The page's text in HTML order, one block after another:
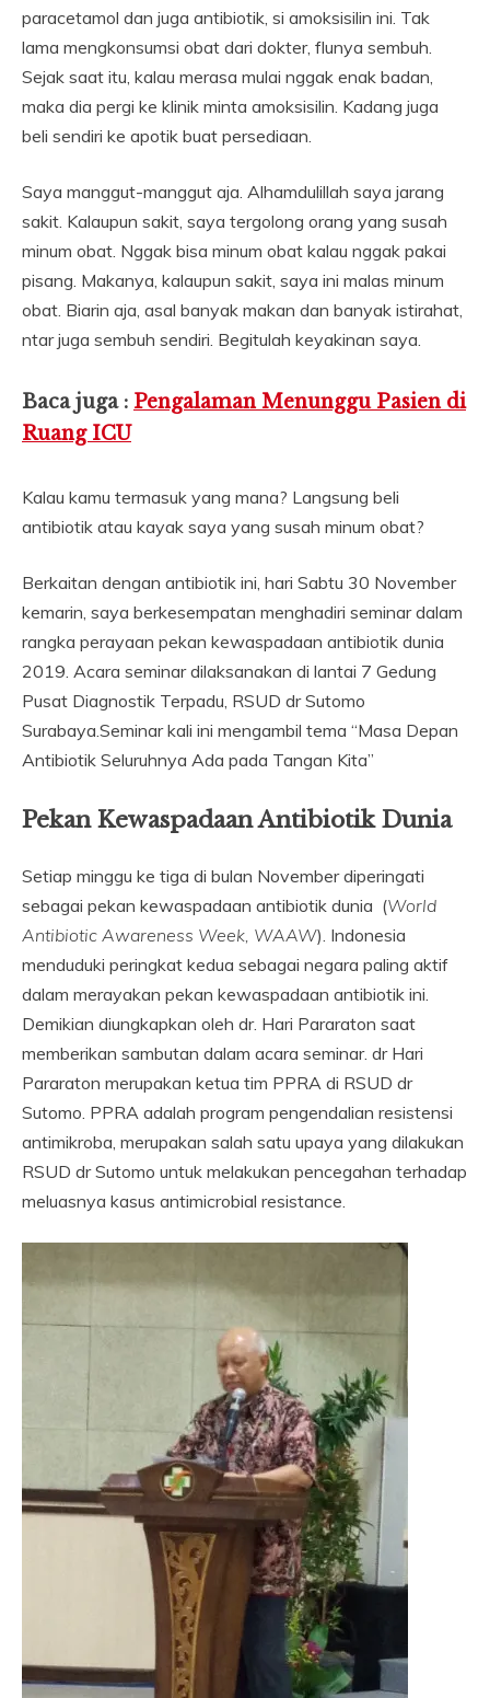
paracetamol dan juga antibiotik, si amoksisilin ini. Tak
lama mengkonsumsi obat dari dokter, flunya sembuh.
Sejak saat itu, kalau merasa mulai nggak enak badan,
maka dia pergi ke klinik minta amoksisilin. Kadang juga
beli sendiri ke apotik buat persediaan.
Saya manggut-manggut aja. Alhamdulillah saya jarang
sakit. Kalaupun sakit, saya tergolong orang yang susah
minum obat. Nggak bisa minum obat kalau nggak pakai
pisang. Makanya, kalaupun sakit, saya ini malas minum
obat. Biarin aja, asal banyak makan dan banyak istirahat,
ntar juga sembuh sendiri. Begitulah keyakinan saya.
Baca juga : Pengalaman Menunggu Pasien di
Ruang ICU
Kalau kamu termasuk yang mana? Langsung beli
antibiotik atau kayak saya yang susah minum obat?
Berkaitan dengan antibiotik ini, hari Sabtu 30 November
kemarin, saya berkesempatan menghadiri seminar dalam
rangka perayaan pekan kewaspadaan antibiotik dunia
2019. Acara seminar dilaksanakan di lantai 7 Gedung
Pusat Diagnostik Terpadu, RSUD dr Sutomo
Surabaya.Seminar kali ini mengambil tema “Masa Depan
Antibiotik Seluruhnya Ada pada Tangan Kita”
Pekan Kewaspadaan Antibiotik Dunia
Setiap minggu ke tiga di bulan November diperingati
sebagai pekan kewaspadaan antibiotik dunia (World
Antibiotic Awareness Week, WAAW). Indonesia
menduduki peringkat kedua sebagai negara paling aktif
dalam merayakan pekan kewaspadaan antibiotik ini.
Demikian diungkapkan oleh dr. Hari Pararaton saat
memberikan sambutan dalam acara seminar. dr Hari
Pararaton merupakan ketua tim PPRA di RSUD dr
Sutomo. PPRA adalah program pengendalian resistensi
antimikroba, merupakan salah satu upaya yang dilakukan
RSUD dr Sutomo untuk melakukan pencegahan terhadap
meluasnya kasus antimicrobial resistance.